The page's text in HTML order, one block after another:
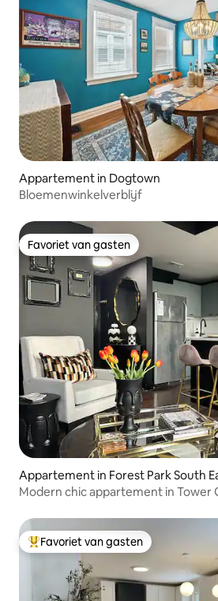
Appartement in Dogtown
Bloemenwinkelverblijf
Favoriet van gasten
Favoriet van gasten
Appartement in Forest Park South
Modern chic appartement in Tower
Topfavoriet van gasten
Favoriet van gasten